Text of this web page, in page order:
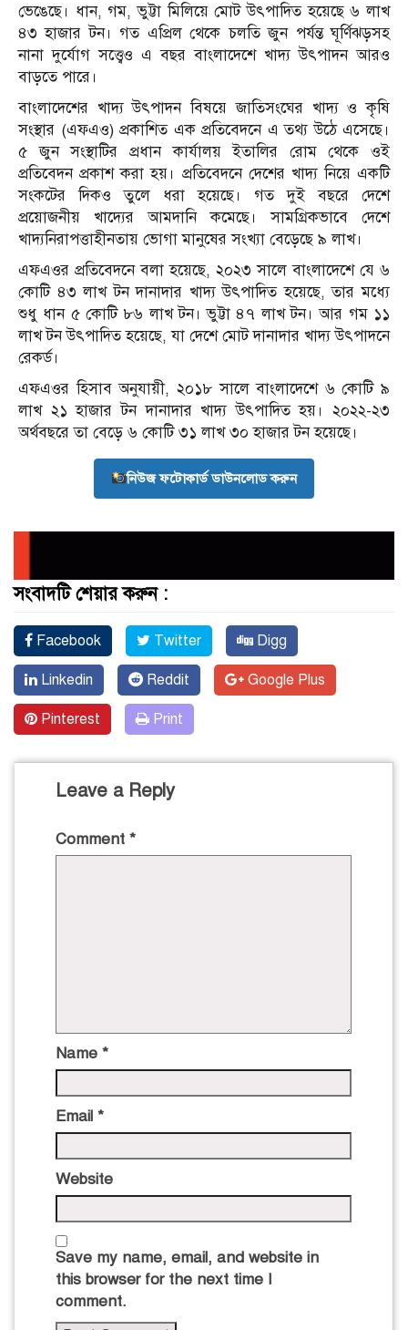
ভেঙেছে। ধান, গম, ভুট্টা মিলিয়ে মোট উৎপাদিত হয়েছে ৬ লাখ
৪৩ হাজার টন। গত এপ্রিল থেকে চলতি জুন পর্যন্ত ঘূর্ণিঝড়সহ
নানা দুর্যোগ সত্ত্বেও এ বছর বাংলাদেশে খাদ্য উৎপাদন আরও
বাড়তে পারে।
বাংলাদেশের খাদ্য উৎপাদন বিষয়ে জাতিসংঘের খাদ্য ও কৃষি
সংস্থার (এফএও) প্রকাশিত এক প্রতিবেদনে এ তথ্য উঠে এসেছে।
৫ জুন সংস্থাটির প্রধান কার্যালয় ইতালির রোম থেকে ওই
প্রতিবেদন প্রকাশ করা হয়। প্রতিবেদনে দেশের খাদ্য নিয়ে একটি
সংকটের দিকও তুলে ধরা হয়েছে। গত দুই বছরে দেশে
প্রয়োজনীয় খাদ্যের আমদানি কমেছে। সামগ্রিকভাবে দেশে
খাদ্যনিরাপত্তাহীনতায় ভোগা মানুষের সংখ্যা বেড়েছে ৯ লাখ।
এফএওর প্রতিবেদনে বলা হয়েছে, ২০২৩ সালে বাংলাদেশে যে ৬
কোটি ৪৩ লাখ টন দানাদার খাদ্য উৎপাদিত হয়েছে, তার মধ্যে
শুধু ধান ৫ কোটি ৮৬ লাখ টন। ভুট্টা ৪৭ লাখ টন। আর গম ১১
লাখ টন উৎপাদিত হয়েছে, যা দেশে মোট দানাদার খাদ্য উৎপাদনে
রেকর্ড।
এফএওর হিসাব অনুযায়ী, ২০১৮ সালে বাংলাদেশে ৬ কোটি ৯
লাখ ২১ হাজার টন দানাদার খাদ্য উৎপাদিত হয়। ২০২২-২৩
অর্থবছরে তা বেড়ে ৬ কোটি ৩১ লাখ ৩০ হাজার টন হয়েছে।
নিউজ ফটোকার্ড ডাউনলোড করুন
সংবাদটি শেয়ার করুন :
Facebook Twitter Digg
Linkedin Reddit Google Plus
Pinterest Print
Leave a Reply
Comment *
Name *
Email *
Website
Save my name, email, and website in
this browser for the next time I
comment.